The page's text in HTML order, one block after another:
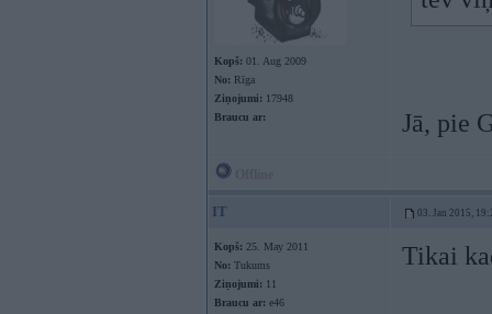
Kopš: 01. Aug 2009
No: Rīga
Ziņojumi: 17948
Braucu ar:
Jā, pie
IT 03. Jan 2015,
Kopš: 25. May 2011
No: Tukums
Ziņojumi: 11
Braucu ar: e46
Tikai